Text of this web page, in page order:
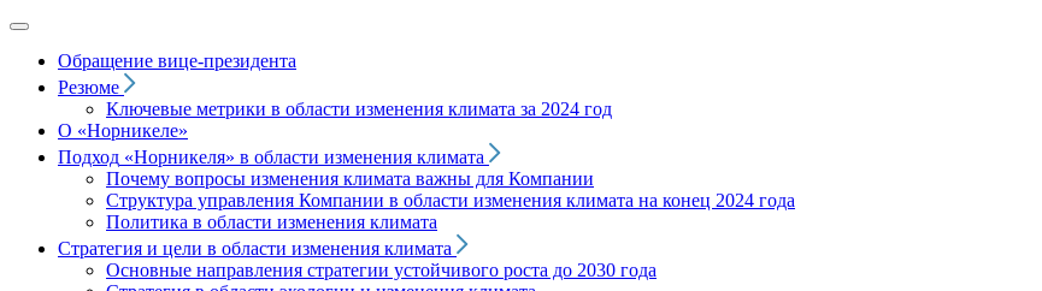
Обращение вице‑президента
Резюме
Ключевые метрики в области изменения климата за 2024 год
О «Норникеле»
Подход «Норникеля» в области изменения климата
Почему вопросы изменения климата важны для Компании
Структура управления Компании в области изменения климата на конец 2024 года
Политика в области изменения климата
Стратегия и цели в области изменения климата
Основные направления стратегии устойчивого роста до 2030 года